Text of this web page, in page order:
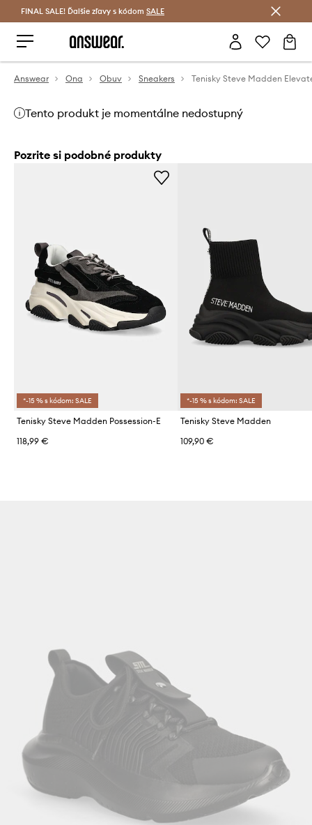
Šetrite s Answear Club >
FINAL SALE! Ďalšie zľavy s kódom SALE
Answear Ona Obuv Sneakers Tenisky Steve Madden
Tento produkt je momentálne nedostupný
Pozrite si podobné produkty
*-15 % s kódom: SALE
Tenisky Steve Madden Possession-E
118,99 €
*-15 % s kódom: SALE
Tenisky Steve Madden
109,90 €